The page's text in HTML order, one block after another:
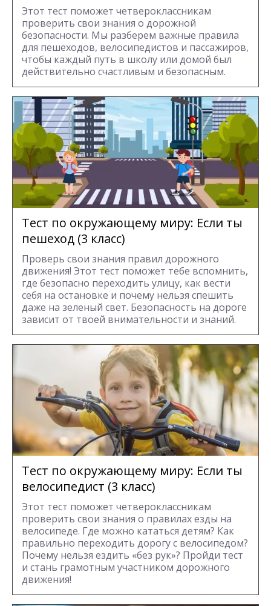
Этот тест поможет четвероклассникам
проверить свои знания о дорожной
безопасности. Мы разберем важные правила
для пешеходов, велосипедистов и пассажиров,
чтобы каждый путь в школу или домой был
действительно счастливым и безопасным.
Тест по окружающему миру: Если ты
пешеход (3 класс)
Проверь свои знания правил дорожного
движения! Этот тест поможет тебе вспомнить,
где безопасно переходить улицу, как вести
себя на остановке и почему нельзя спешить
даже на зеленый свет. Безопасность на дороге
зависит от твоей внимательности и знаний.
Тест по окружающему миру: Если ты
велосипедист (3 класс)
Этот тест поможет четвероклассникам
проверить свои знания о правилах езды на
велосипеде. Где можно кататься детям? Как
правильно переходить дорогу с велосипедом?
Почему нельзя ездить «без рук»? Пройди тест
и стань грамотным участником дорожного
движения!